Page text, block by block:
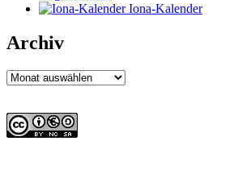
Iona-Kalender
Archiv
Archiv